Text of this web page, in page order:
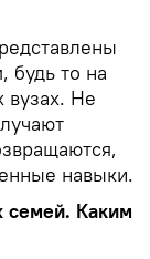
будь то на
вузах. Не
навыки.
Каким